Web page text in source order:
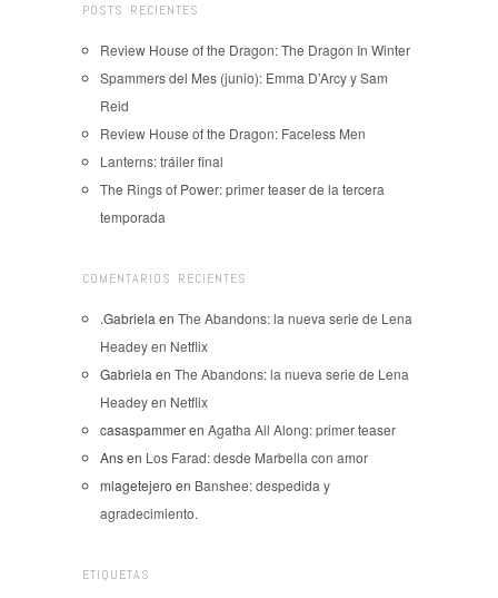
POSTS RECIENTES
Review House of the Dragon: The Dragon In Winter
Spammers del Mes (junio): Emma D’Arcy y Sam
Reid
Review House of the Dragon: Faceless Men
Lanterns: tráiler final
The Rings of Power: primer teaser de la tercera
temporada
COMENTARIOS RECIENTES
.Gabriela en The Abandons: la nueva serie de Lena
Headey en Netflix
Gabriela en The Abandons: la nueva serie de Lena
Headey en Netflix
casaspammeren Agatha All Along: primer teaser
Ansen Los Farad: desde Marbella con amor
mlagetejero en Banshee: despedida y
agradecimiento.
ETIQUETAS